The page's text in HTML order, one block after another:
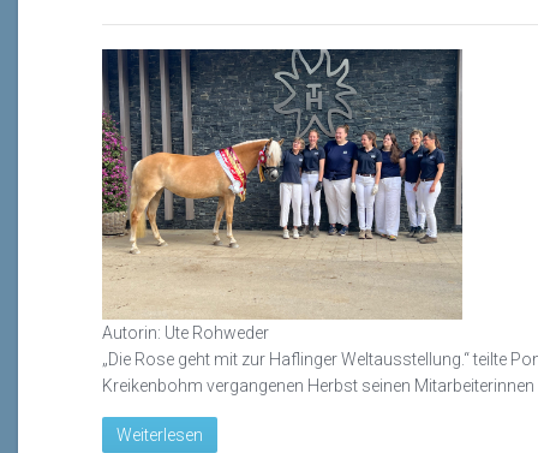
Autorin: Ute Rohweder
„Die Rose geht mit zur Haflinger Weltausstellung.“ teilte
Kreikenbohm vergangenen Herbst seinen Mitarbeiterinnen
Weiterlesen